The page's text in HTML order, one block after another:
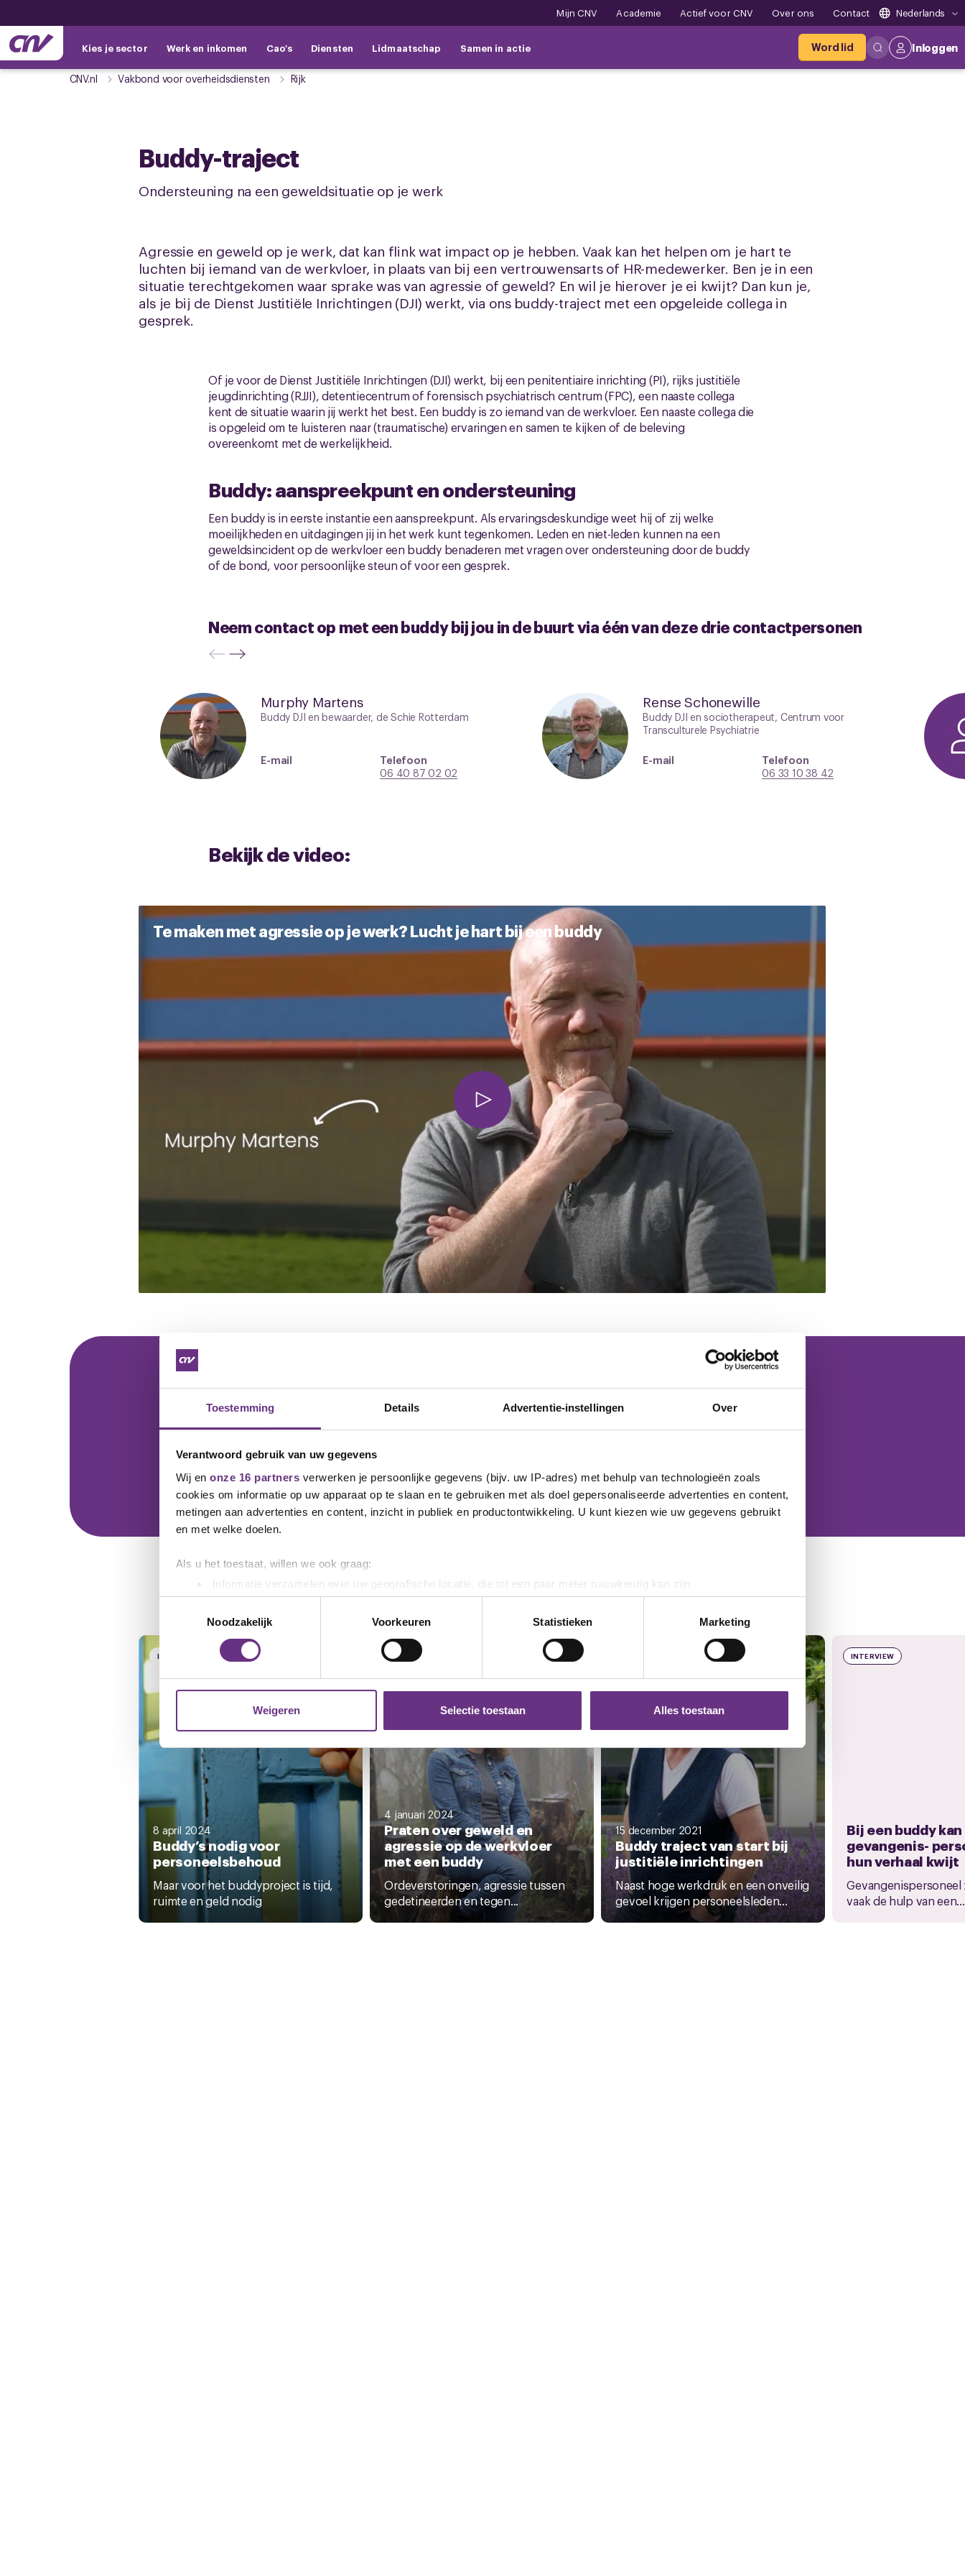
Toestemming Details Advertentie-instellingen Over
Verantwoord gebruik van uw gegevens
Wij en onze 16 partners verwerken je persoonlijke gegevens (bijv. uw IP-adres) met behulp van technologieën zoals
cookies om informatie op uw apparaat op te slaan en te gebruiken met als doel gepersonaliseerde advertenties en content,
metingen aan advertenties en content, inzicht in publiek en productontwikkeling. U kunt kiezen wie uw gegevens gebruikt
en met welke doelen.
Als u het toestaat, willen we ook graag:
Informatie verzamelen over uw geografische locatie, die tot een paar meter nauwkeurig kan zijn
Uw apparaat identificeren door het actief te scannen op specifieke eigenschappen (fingerprinting)
Lees meer over hoe uw persoonlijke gegevens worden verwerkt en stel uw voorkeuren in het
detailgedeeltein. U kunt uw
toestemming op elk moment wijzigen of intrekken in de Cookieverklaring.
websiteverkeer te analyseren. Ook delen we informatie over uw gebruik van onze site met onze partners voor social
media, adverteren en analyse. Deze partners kunnen deze gegevens combineren met andere informatie die u aan ze heeft
U kunt uw toestemming op elk moment wijzigen of intrekken via de cookieverklaring
of door te klikken op het ronde
cookie-instellingenicoontje linksonder op de pagina.
Noodzakelijk
Voorkeuren Statistieken Marketing
Weigeren Selectie toestaan Alles toestaan
Mijn CNV Academie Actief voor CNV Over ons Contact Nederlands
Kies je sector Werk en inkomen Cao's Diensten Lidmaatschap Samen in actie Word lid Inloggen
CNV.nl Vakbond voor overheidsdiensten Rijk
Buddy-traject
Ondersteuning na een geweldsituatie op je werk
Agressie en geweld op je werk, dat kan flink wat impact op je hebben. Vaak kan het helpen om je hart te
luchten bij iemand van de werkvloer, in plaats van bij een vertrouwensarts of HR-medewerker. Ben je in een
situatie terechtgekomen waar sprake was van agressie of geweld? En wil je hierover je ei kwijt? Dan kun je,
als je bij de Dienst Justitiële Inrichtingen (DJI) werkt, via ons buddy-traject met een opgeleide collega in
gesprek.
Of je voor de Dienst Justitiële Inrichtingen (DJI) werkt, bij een penitentiaire inrichting (PI), rijks justitiële
jeugdinrichting (RJJI), detentiecentrum of forensisch psychiatrisch centrum (FPC), een naaste collega
kent de situatie waarin jij werkt het best. Een buddy is zo iemand van de werkvloer. Een naaste collega die
is opgeleid om te luisteren naar (traumatische) ervaringen en samen te kijken of de beleving
overeenkomt met de werkelijkheid.
Buddy: aanspreekpunt en ondersteuning
Een buddy is in eerste instantie een aanspreekpunt. Als ervaringsdeskundige weet hij of zij welke
moeilijkheden en uitdagingen jij in het werk kunt tegenkomen. Leden en niet-leden kunnen na een
geweldsincident op de werkvloer een buddy benaderen met vragen over ondersteuning door de buddy
of de bond, voor persoonlijke steun of voor een gesprek.
Neem contact op met een buddy bij jou in de buurt via één van deze drie contactpersonen
Murphy Martens
Buddy DJI en bewaarder, de Schie Rotterdam
E-mail
Telefoon
06 40 87 02 02
Rense Schonewille
Buddy DJI en sociotherapeut, Centrum voor
Transculturele Psychiatrie
E-mail
Telefoon
06 33 10 38 42
Bekijk de video:
Te maken met agressie op je werk? Lucht je hart bij een buddy
Meer weten over het Buddy-traject?
Download de folder en verspreid deze bijvoorbeeld bij jou in de organisatie.
Download de folder
Lees verder over het buddy-traject
INTERVIEW NIEUWS
8 april 2024
Buddy’s nodig voor
personeelsbehoud
Maar voor het buddyproject is tijd,
ruimte en geld nodig
INTERVIEW
4 januari 2024
Praten over geweld en
agressie op de werkvloer
met een buddy
Ordeverstoringen, agressie tussen
gedetineerden en tegen...
15 december 2021
Buddy traject van start bij
justitiële inrichtingen
Naast hoge werkdruk en een onveilig
gevoel krijgen personeelsleden...
INTERVIEW
Bij een buddy kan
gevangenis-
hun verhaal kwijt
vaak de hulp van een...